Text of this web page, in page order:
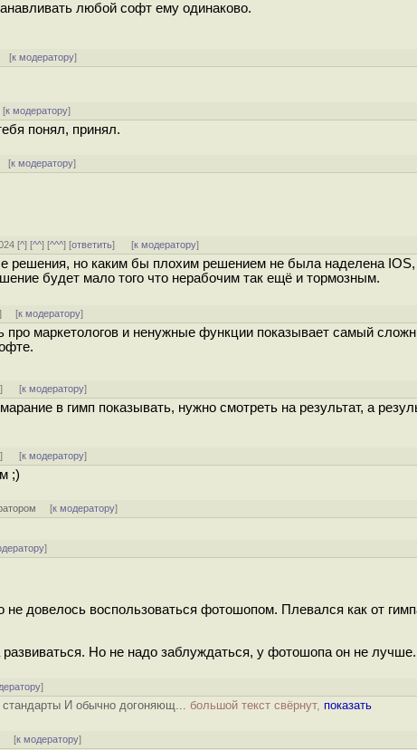
любой софт ему одинаково.
[к модератору]
к модератору]
понял, принял.
[к модератору]
[^] [^^] [^^^] [ответить] [к модератору]
решения, но каким бы плохим решением не была наделена IOS,
будет мало того что нерабочим так ещё и тормозным.
] [к модератору]
маркетологов и ненужные функции показывает самый
] [к модератору]
в гимп показывать, нужно смотреть на результат, а
] [к модератору]
;)
[к модератору]
]
довелось воспользоваться фотошопом. Плевался как от
Но не надо заблуждаться, у фотошопа он не лучше.
]
И обычно догоняющ... большой текст свёрнут, показать
[к модератору]